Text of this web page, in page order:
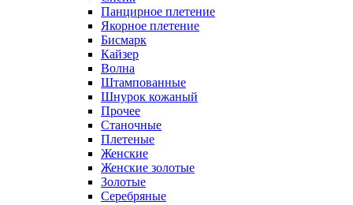
Панцирное плетение
Якорное плетение
Бисмарк
Кайзер
Волна
Штампованные
Шнурок кожаный
Прочее
Станочные
Плетеные
Женские
Женские золотые
Золотые
Серебряные